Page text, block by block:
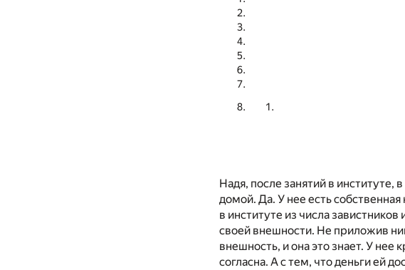
Надя, после занятий в институте,
домой. Да. У нее есть
в институте из числа
своей внешности. Не приложив
внешность, и она это знает. У нее
согласна. А с тем, что деньги ей